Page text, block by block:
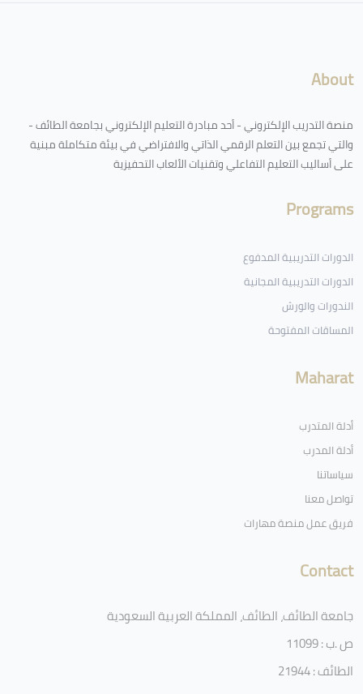
About
منصة التدريب الإلكتروني - أحد مبادرة التعليم الإلكتروني بجامعة الطائف -
والتي تجمع بين التعلم الرقمي الذاتي والافتراضي في بيئة متكاملة مبنية
على أساليب التعليم التفاعلي وتقنيات الألعاب التحفيزية
Programs
الدورات التدريبية المدفوع
الدورات التدريبية المجانية
الندورات والورش
المساقات المفتوحة
Maharat
أدلة المتدرب
أدلة المدرب
سياساتنا
تواصل معنا
فريق عمل منصة مهارات
Contact
جامعة الطائف، الطائف، المملكة العربية السعودية
ص .ب : 11099
الطائف : 21944